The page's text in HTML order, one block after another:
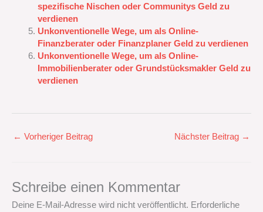
spezifische Nischen oder Communitys Geld zu
verdienen
Unkonventionelle Wege, um als Online-
Finanzberater oder Finanzplaner Geld zu verdienen
Unkonventionelle Wege, um als Online-
Immobilienberater oder Grundstücksmakler Geld zu
verdienen
← Vorheriger Beitrag Nächster Beitrag →
Schreibe einen Kommentar
Deine E-Mail-Adresse wird nicht veröffentlicht. Erforderliche